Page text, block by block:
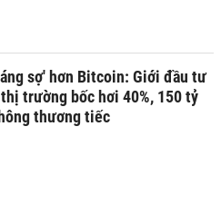
sợ' hơn Bitcoin: Giới đầu tư
trường bốc hơi 40%, 150 tỷ
thương tiếc